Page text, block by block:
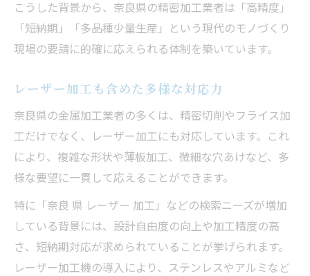
こうした背景から、奈良県の精密加工業者は「高精度」
「短納期」「多品種少量生産」という現代のモノづくり
現場の要請に的確に応えられる体制を築いています。
レーザー加工も含めた多様な対応力
奈良県の金属加工業者の多くは、精密切削やフライス加
工だけでなく、レーザー加工にも対応しています。これ
により、複雑な形状や薄板加工、微細な穴あけなど、多
様な要望に一貫して応えることができます。
特に「奈良 県 レーザー 加工」などの検索ニーズが増加
している背景には、設計自由度の向上や加工精度の高
さ、短納期対応が求められていることが挙げられます。
レーザー加工機の導入により、ステンレスやアルミなど